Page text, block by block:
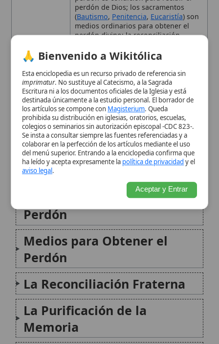
perdón sustenta la práctica de la
confesión, la indulgenciay la
reconciliación fraterna.
Tipo Término teológico
La Naturaleza del Perdón
Divino
El Papel de Cristo en el
Perdón
Medios para Obtener el
Perdón
La Reconciliación Fraterna
La Purificación de la
Memoria
Conclusión
Citas y referencias
Modificado el 24 de septiembre de 2025 •FideScore™ 9.15•Citar
este artículo•Paq. Scorm (LMS)•Sugerir mejora•Compartir
artículo
Creo en la comunión de los santos y el perdón
Escritura ni a los documentos oficiales de la Iglesia y está
destinada únicamente a la estudio personal. El borrador de
los artículos se compone conMagisterium. Queda
prohibida su distribución en iglesias, oratorios, escuelas,
colegios o seminarios sin autorización episcopal -CDC 823-.
colaborar en la perfección de los artículos mediante el uso
del menú superior. Entrando a la enciclopedia confirma que
aviso legal.
Aceptar y Entrar